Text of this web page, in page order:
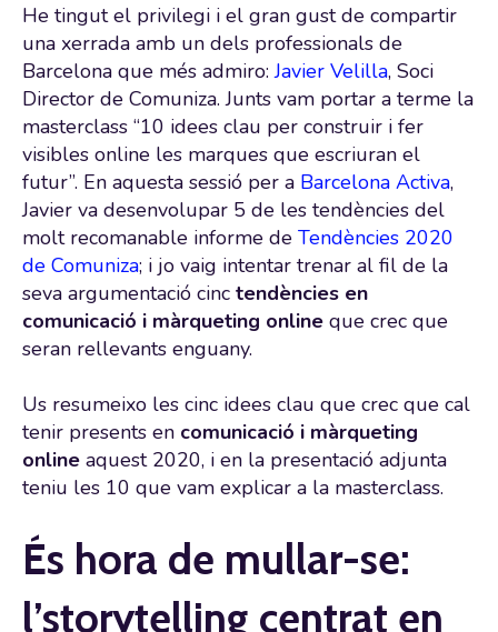
He tingut el privilegi i el gran gust de compartir
una xerrada amb un dels professionals de
Barcelona que més admiro:Javier Velilla, Soci
Director de Comuniza. Junts vam portar a terme la
masterclass “10 idees clau per construir i fer
visibles online les marques que escriuran el
futur”. En aquesta sessió per a Barcelona Activa,
Javier va desenvolupar 5 de les tendències del
molt recomanable informe de Tendències 2020
de Comuniza; i jo vaig intentar trenar al fil de la
seva argumentació cinc tendències en
comunicació i màrqueting online que crec que
seran rellevants enguany.
Us resumeixo les cinc idees clau que crec que cal
tenir presents en comunicació i màrqueting
online aquest 2020, i en la presentació adjunta
teniu les 10 que vam explicar a la masterclass.
És hora de mullar-se:
l’storytelling centrat en